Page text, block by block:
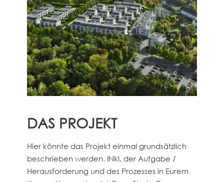
DAS PROJEKT
Hier könnte das Projekt einmal grundsätzlich
beschrieben werden. INkl. der Aufgabe /
Herausforderung und des Prozesses in Eurem